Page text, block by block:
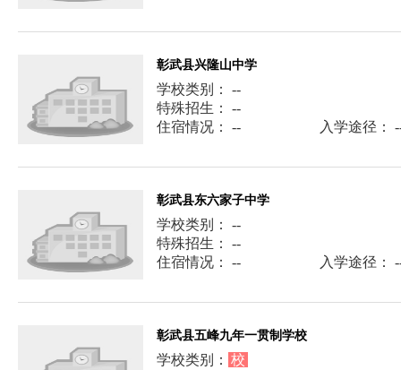
彰武县兴隆山中学
学校类别： --
特殊招生： --
住宿情况： --
入学途径：
彰武县东六家子中学
学校类别： --
特殊招生： --
住宿情况： --
入学途径：
彰武县五峰九年一贯制学校
学校类别： 校